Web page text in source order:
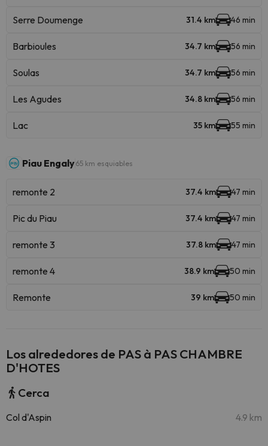
Serre Doumenge 31.4 km 46 min
Barbioules 34.7 km 56 min
Soulas 34.7 km 56 min
Les Agudes 34.8 km 56 min
Lac 35 km 55 min
Piau Engaly65 km esquiables
remonte 2 37.4 km 47 min
Pic du Piau 37.4 km 47 min
remonte 3 37.8 km 47 min
remonte 4 38.9 km 50 min
Remonte 39 km 50 min
Los alrededores de PAS à PAS CHAMBRE
D'HOTES
Cerca
Col d'Aspin 4.9 km